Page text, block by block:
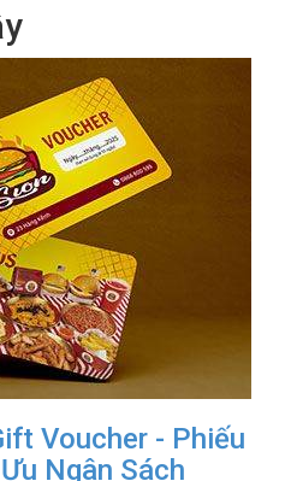
Voucher - Phiếu
Ngân Sách